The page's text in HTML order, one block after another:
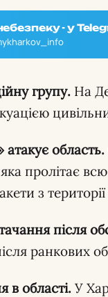
- у
групу. На
область.
пролітає
з
після
ранкових
в області. У